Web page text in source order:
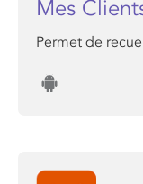
Mes
Permet de